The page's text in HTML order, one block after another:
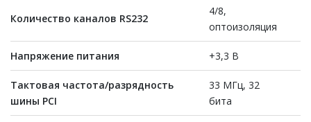
Количество каналов RS232
4/8,
оптоизоляция
Напряжение питания +3,3 В
Тактовая частота/разрядность
шины PCI
33 МГц, 32
бита